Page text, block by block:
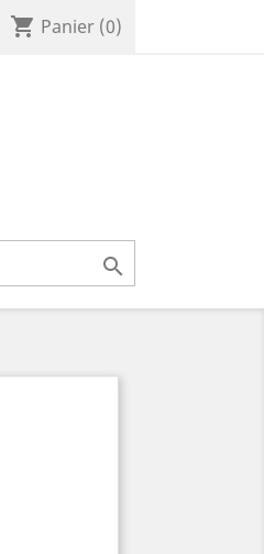
shopping_cart Panier (0)
